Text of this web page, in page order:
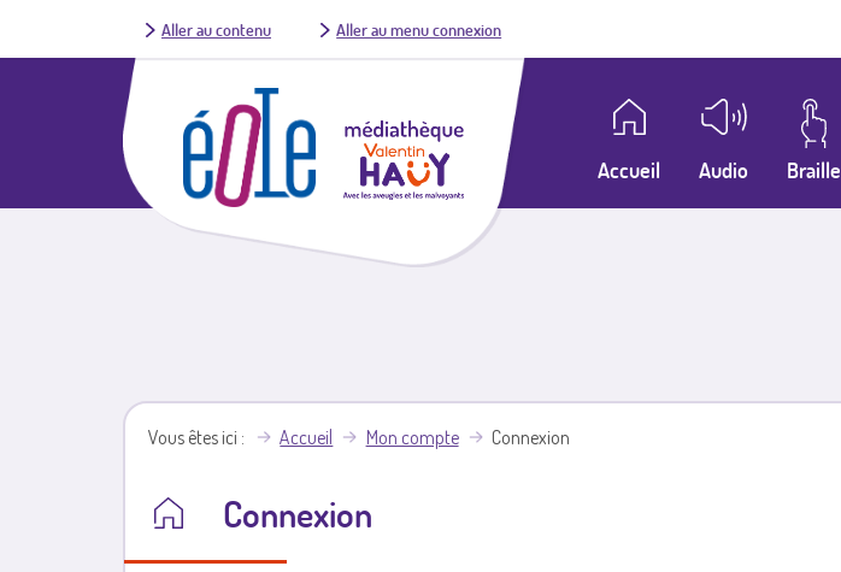
Aller au contenu Aller au menu connexion
Accueil Audio Braille
Vous êtes ici Accueil Mon compte Connexion
Connexion